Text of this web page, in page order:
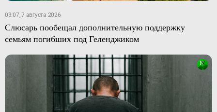
03:07, 7 августа 2026
Слюсарь пообещал дополнительную поддержку
семьям погибших под Геленджиком